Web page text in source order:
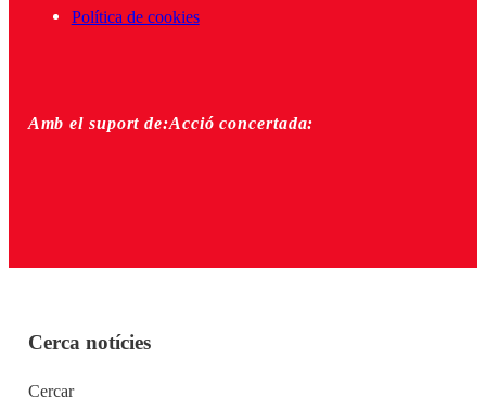
Política de cookies
Amb el suport de:Acció concertada:
Cerca notícies
Cercar